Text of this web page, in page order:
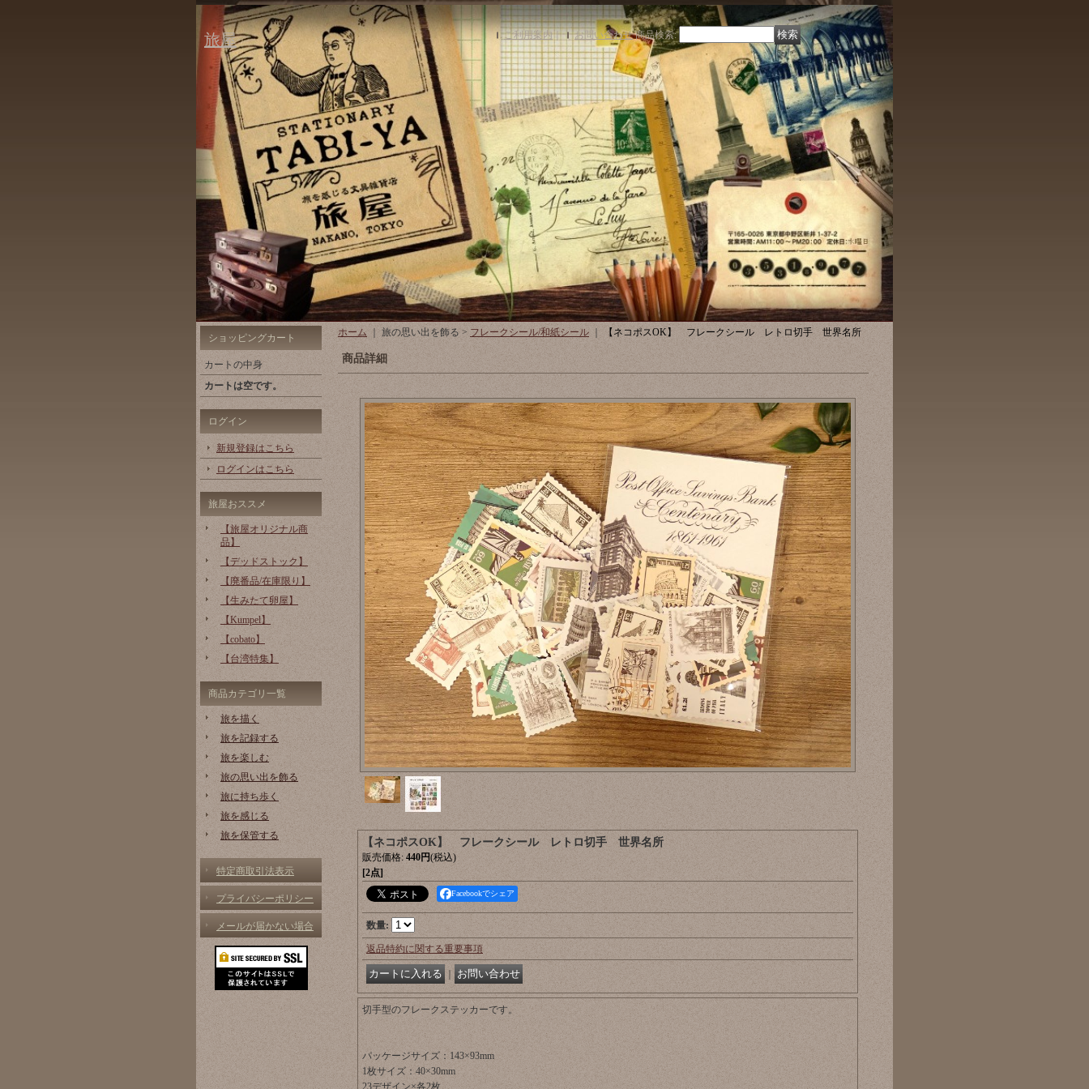
旅屋 ご利用案内｜ お問い合わせ 商品検索:
ショッピングカート
カートの中身
カートは空です。
ログイン
新規登録はこちら
ログインはこちら
旅屋おススメ
【旅屋オリジナル商
品】
【デッドストック】
【廃番品/在庫限り】
【生みたて卵屋】
【Kumpel】
【cobato】
【台湾特集】
商品カテゴリ一覧
旅を描く
旅を記録する
旅を楽しむ
旅の思い出を飾る
旅に持ち歩く
旅を感じる
旅を保管する
特定商取引法表示
プライバシーポリシー
メールが届かない場合
ホーム ｜ 旅の思い出を飾る > フレークシール/和紙シール 【ネコポスOK】 フレークシール レトロ切手 世界名所
商品詳細
【ネコポスOK】 フレークシール レトロ切手 世界名所
販売価格: 440円(税込)
[2点]
Facebookでシェア
数量:
返品特約に関する重要事項
切手型のフレークステッカーです。
パッケージサイズ：143×93mm
1枚サイズ：40×30mm
23デザイン×各2枚